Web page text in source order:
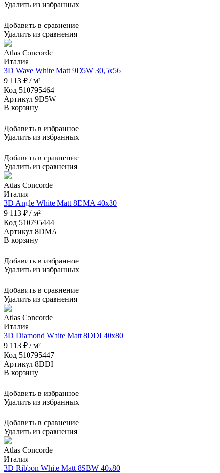
Удалить из избранных
Добавить в сравнение
Удалить из сравнения
Atlas Concorde
Италия
3D Wave White Matt 9D5W 30,5x56
9 113 ₽ / м²
Код 510795464
Артикул 9D5W
В корзину
Добавить в избранное
Удалить из избранных
Добавить в сравнение
Удалить из сравнения
Atlas Concorde
Италия
3D Angle White Matt 8DMA 40x80
9 113 ₽ / м²
Код 510795444
Артикул 8DMA
В корзину
Добавить в избранное
Удалить из избранных
Добавить в сравнение
Удалить из сравнения
Atlas Concorde
Италия
3D Diamond White Matt 8DDI 40x80
9 113 ₽ / м²
Код 510795447
Артикул 8DDI
В корзину
Добавить в избранное
Удалить из избранных
Добавить в сравнение
Удалить из сравнения
Atlas Concorde
Италия
3D Ribbon White Matt 8SBW 40x80